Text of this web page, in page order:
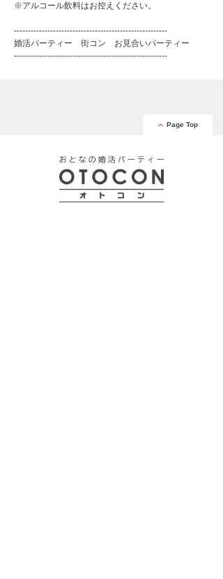
※アルコール飲料はお控えください。
-------------------------------------------------------
婚活パーティー 街コン お見合いパーティー
-------------------------------------------------------
Page Top